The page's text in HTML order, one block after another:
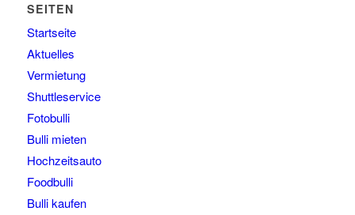
SEITEN
Startseite
Aktuelles
Vermietung
Shuttleservice
Fotobulli
Bulli mieten
Hochzeitsauto
Foodbulli
Bulli kaufen